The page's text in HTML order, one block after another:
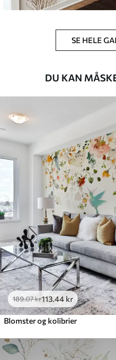
/m²
400.00 kr/m²
SE HELE
DU KAN
189.07kr113 .44 kr
Blomster og kolibrier